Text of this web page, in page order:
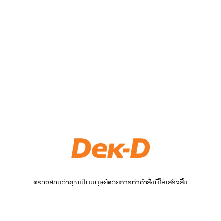
ตรวจสอบว่าคุณเป็นมนุษย์ด้วยการทำคำสั่งนี้ให้เสร็จสิ้น